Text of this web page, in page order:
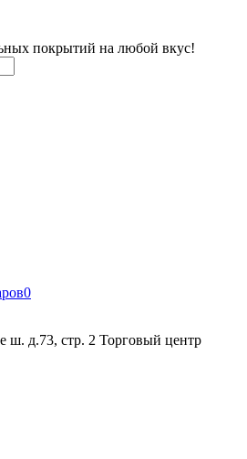
покрытий на любой вкус!
0
ш. д.73, стр. 2 Торговый центр